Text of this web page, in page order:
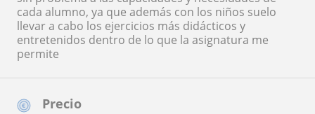
Precio
cada alumno, ya que además con los niños suelo
llevar a cabo los ejercicios más didácticos y
entretenidos dentro de lo que la asignatura me
permite